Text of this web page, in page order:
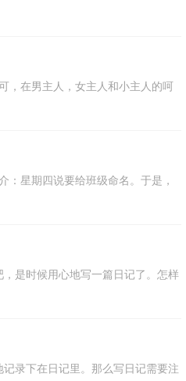
在男主人，女主人和小主人的呵
星期四说要给班级命名。于是，
是时候用心地写一篇日记了。怎样
录下在日记里。那么写日记需要注